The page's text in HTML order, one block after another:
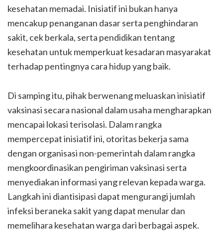
kesehatan memadai. Inisiatif ini bukan hanya
mencakup penanganan dasar serta penghindaran
sakit, cek berkala, serta pendidikan tentang
kesehatan untuk memperkuat kesadaran masyarakat
terhadap pentingnya cara hidup yang baik.
Di samping itu, pihak berwenang meluaskan inisiatif
vaksinasi secara nasional dalam usaha mengharapkan
mencapai lokasi terisolasi. Dalam rangka
mempercepat inisiatif ini, otoritas bekerja sama
dengan organisasi non-pemerintah dalam rangka
mengkoordinasikan pengiriman vaksinasi serta
menyediakan informasi yang relevan kepada warga.
Langkah ini diantisipasi dapat mengurangi jumlah
infeksi beraneka sakit yang dapat menular dan
memelihara kesehatan warga dari berbagai aspek.